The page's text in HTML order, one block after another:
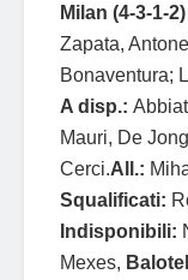
Milan (4-3-1-2)
Zapata,
Bonaventura;
A disp.:
Mauri, De
Cerci.All.:
Squalificati:
Indisponibili:
Mexes,